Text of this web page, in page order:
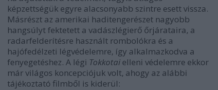
képzettségük egyre alacsonyabb szintre esett vissza.
Másrészt az amerikai haditengerészet nagyobb
hangsúlyt fektetett a vadászlégierő őrjárataira, a
radarfelderítésre használt rombolókra és a
hajófedélzeti légvédelemre, így alkalmazkodva a
fenyegetéshez. A légi Tokkotai elleni védelemre ekkor
már világos koncepciójuk volt, ahogy az alábbi
tájékoztató filmből is kiderül: